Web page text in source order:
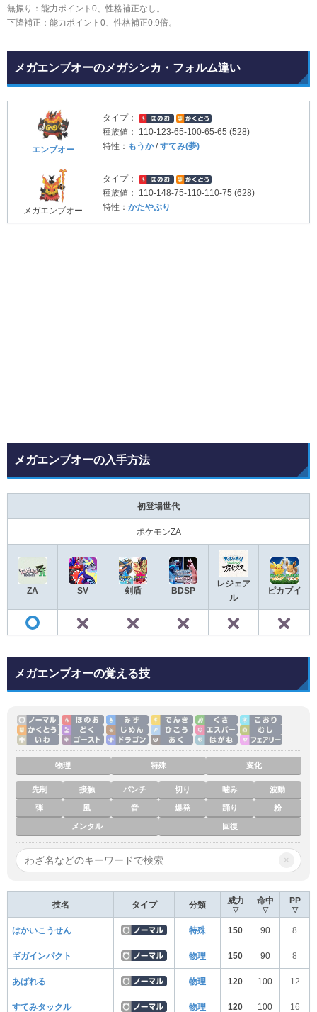
無振り：能力ポイント0、性格補正なし。
下降補正：能力ポイント0、性格補正0.9倍。
メガエンブオーのメガシンカ・フォルム違い
エンブオー
タイプ：
種族値：
110-123-65-100-65-65 (528)
特性： もうか/ すてみ(夢)
メガエンブオー
タイプ：
種族値：
110-148-75-110-110-75 (628)
特性： かたやぶり
メガエンブオーの入手方法
初登場世代
ポケモンZA
ZA SV 剣盾 BDSP
レジェア
ル
ピカブイ
メガエンブオーの覚える技
物理 特殊 変化
先制 接触 パンチ 切り 噛み 波動
弾 風 音 爆発 踊り 粉
メンタル 回復
×
技名 タイプ 分類 威力
▽
命中
▽
PP
▽
はかいこうせん 特殊 150 90 8
ギガインパクト 物理 150 90 8
あばれる 物理 120 100 12
すてみタックル 物理 120 100 16